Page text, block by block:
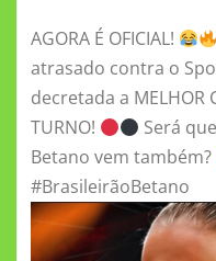
c
e
b
o
o
k
it
te
r
ai
l
AGORA É OFICIAL!
atrasado contra o
decretada a MELHOR
TURNO!
Será
Betano vem também?
#BrasileirãoBetano